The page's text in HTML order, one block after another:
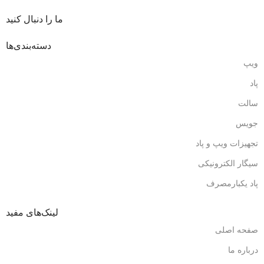
ما را دنبال کنید
دسته‌بندی‌ها
ویپ
پاد
سالت
جویس
تجهیزات ویپ و پاد
سیگار الکترونیکی
پاد یکبارمصرف
لینک‌های مفید
صفحه اصلی
درباره ما